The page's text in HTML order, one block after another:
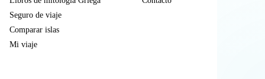
Seguro de viaje
Comparar islas
Mi viaje